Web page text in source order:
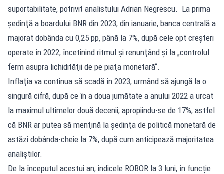
suportabilitate, potrivit analistului Adrian Negrescu. La prima
şedinţă a boardului BNR din 2023, din ianuarie, banca centrală a
majorat dobânda cu 0,25 pp, până la 7%, după cele opt creşteri
operate în 2022, încetinind ritmul şi renunţând şi la „controlul
ferm asupra lichidităţii de pe piaţa monetară“.
Inflaţia va continua să scadă în 2023, urmând să ajungă la o
singură cifră, după ce în a doua jumătate a anului 2022 a urcat
la maximul ultimelor două decenii, apropiindu-se de 17%, astfel
că BNR ar putea să menţină la şedinţa de politică monetară de
astăzi dobânda-cheie la 7%, după cum anticipează majoritatea
analiştilor.
De la începutul acestui an, indicele ROBOR la 3 luni, în funcție